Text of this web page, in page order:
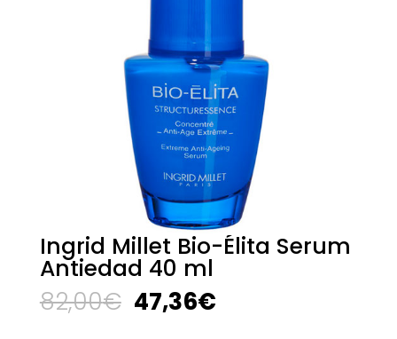
Ingrid Millet Bio-Élita Serum
Antiedad 40 ml
82,00€ El
precio
47,36€El